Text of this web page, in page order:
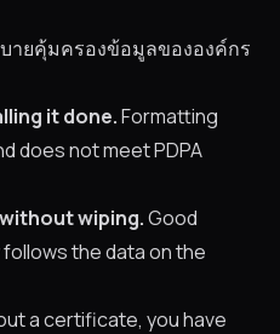
ายคุ้มครองข้อมูลขององค์กร
it done.Formatting
does not meet PDPA
wiping.Good
the data on the
a certificate, you have